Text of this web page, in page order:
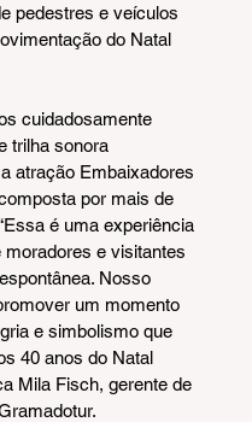
pedestres e veículos
do Natal
cuidadosamente
trilha sonora
atração Embaixadores
por mais de
é uma experiência
moradores e visitantes
Nosso
um momento
e simbolismo que
40 anos do Natal
Mila Fisch, gerente de